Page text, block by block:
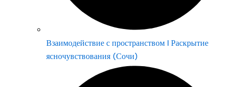
Взаимодействие с пространством | Раскрытие
ясночувствования (Сочи)